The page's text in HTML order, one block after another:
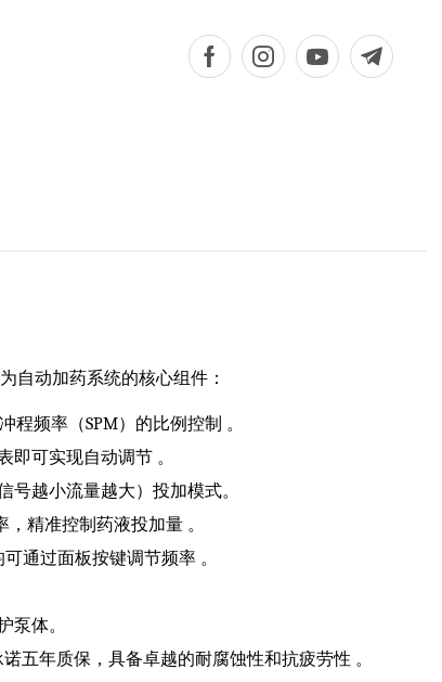
自动加药系统的核心组件：
程频率（SPM）的比例控制 。
即可实现自动调节 。
号越小流量越大）投加模式。
精准控制药液投加量 。
通过面板按键调节频率 。
泵体。
五年质保，具备卓越的耐腐蚀性和抗疲劳性 。